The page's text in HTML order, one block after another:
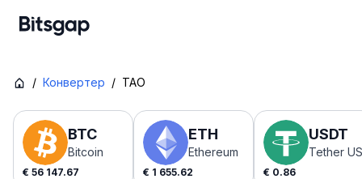
/ Конвертер / TAO
BTC
Bitcoin
€ 56 147.67
ETH
Ethereum
€ 1 655.62
USDT
Tether
€ 0.86